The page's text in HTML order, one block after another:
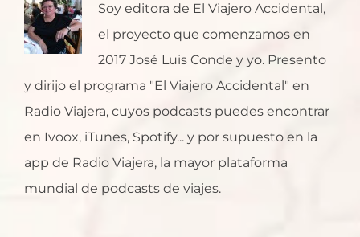
Soy editora de El Viajero Accidental,
el proyecto que comenzamos en
2017 José Luis Conde y yo. Presento
y dirijo el programa "El Viajero Accidental" en
Radio Viajera, cuyos podcasts puedes encontrar
en Ivoox, iTunes, Spotify... y por supuesto en la
app de Radio Viajera, la mayor plataforma
mundial de podcasts de viajes.